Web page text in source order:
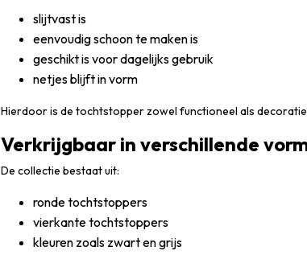
slijtvast is
eenvoudig schoon te maken is
geschikt is voor dagelijks gebruik
netjes blijft in vorm
Hierdoor is de tochtstopper zowel functioneel als
Verkrijgbaar in verschillende
De collectie bestaat uit:
ronde tochtstoppers
vierkante tochtstoppers
kleuren zoals zwart en grijs